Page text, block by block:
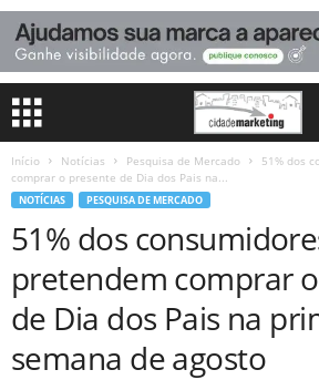
Início Notícias Pesquisa de Mercado
51% dos
comprar o presente de Dia dos Pais na...
NOTÍCIAS PESQUISA DE MERCADO
51% dos
pretendem comprar
de Dia dos Pais na
semana de agosto